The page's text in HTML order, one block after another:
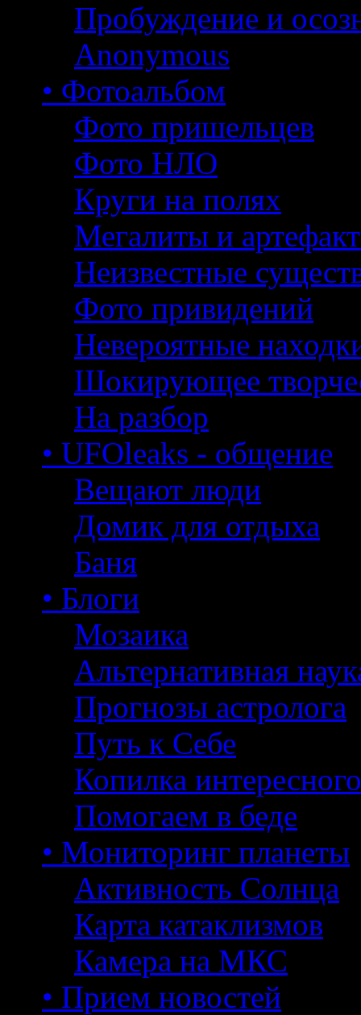
Пробуждение и
Anonymous
• Фотоальбом
Фото пришельцев
Фото НЛО
Круги на полях
Мегалиты и
Неизвестные
Фото привидений
Невероятные
Шокирующее
На разбор
• UFOleaks - общение
Вещают люди
Домик для отдыха
Баня
• Блоги
Мозаика
Альтернативная
Прогнозы астролога
Путь к Себе
Копилка интересного
Помогаем в беде
• Мониторинг планеты
Активность Солнца
Карта катаклизмов
Камера на МКС
• Прием новостей